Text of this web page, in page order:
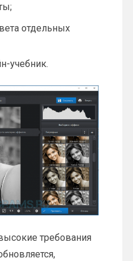
отдельных
учебник.
требования